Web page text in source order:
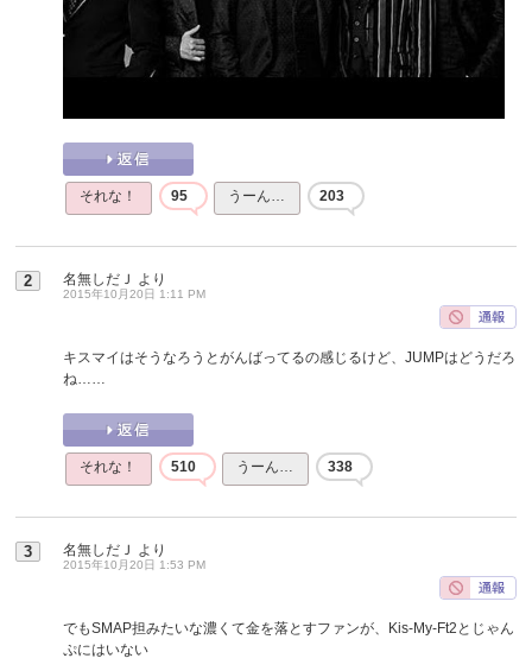
それな！ 95 うーん… 203
2 名無しだＪ より
2015年10月20日 1:11 PM
キスマイはそうなろうとがんばってるの感じるけど、JUMPはどうだろ
ね……
それな！ 510 うーん… 338
3 名無しだＪ より
2015年10月20日 1:53 PM
でもSMAP担みたいな濃くて金を落とすファンが、Kis-My-Ft2とじゃん
ぷにはいない